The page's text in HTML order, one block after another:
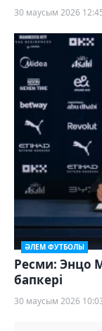
30 маусым 2026
ӘЛЕМ ФУТБОЛЫ
Ресми: Энцо
бапкері
30 маусым 2026